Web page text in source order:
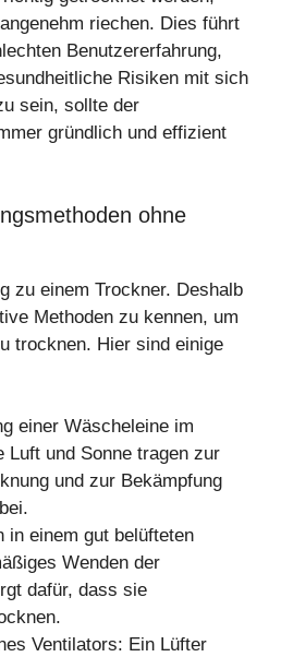
riechen. Dies führt
Benutzererfahrung,
Risiken mit sich
sein, sollte der
gründlich und effizient
ohne
zu einem Trockner. Deshalb
Methoden zu kennen, um
trocknen. Hier sind einige
einer Wäscheleine im
Luft und Sonne tragen zur
und zur Bekämpfung
in einem gut belüfteten
Wenden der
dafür, dass sie
Ventilators: Ein Lüfter